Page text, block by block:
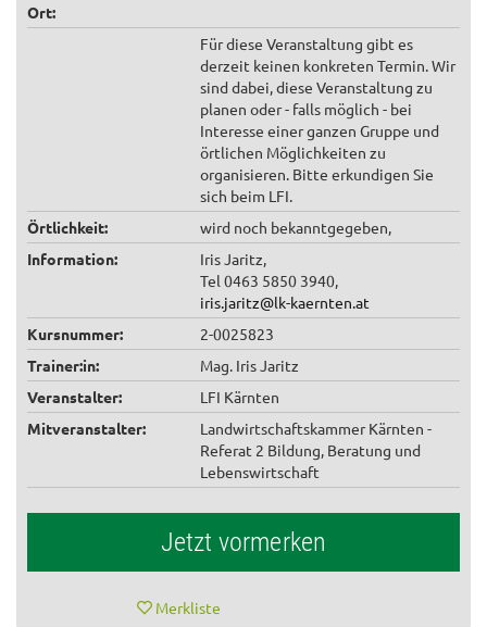
Ort:
Für diese Veranstaltung gibt es
derzeit keinen konkreten Termin. Wir
sind dabei, diese Veranstaltung zu
planen oder - falls möglich - bei
Interesse einer ganzen Gruppe und
örtlichen Möglichkeiten zu
organisieren. Bitte erkundigen Sie
sich beim LFI.
Örtlichkeit:
wird noch bekanntgegeben,
Information:
Iris Jaritz,
Tel 0463 5850 3940,
iris.jaritz@lk-kaernten.at
Kursnummer:
2-0025823
Trainer:in:
Mag. Iris Jaritz
Veranstalter:
LFI Kärnten
Mitveranstalter:
Landwirtschaftskammer Kärnten -
Referat 2 Bildung, Beratung und
Lebenswirtschaft
Jetzt vormerken
Merkliste